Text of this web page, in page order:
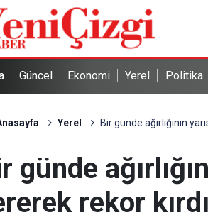
Güncel Ekonomi Yerel Politika
Yerel Bir günde ağırlığının
günde
rekor kırdı